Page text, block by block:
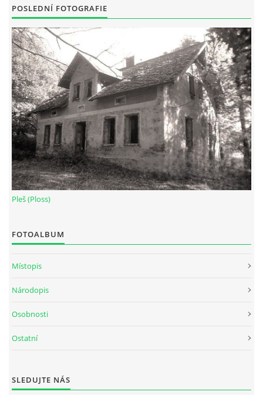
POSLEDNÍ FOTOGRAFIE
Pleš (Ploss)
FOTOALBUM
Místopis
Národopis
Osobnosti
Ostatní
SLEDUJTE NÁS